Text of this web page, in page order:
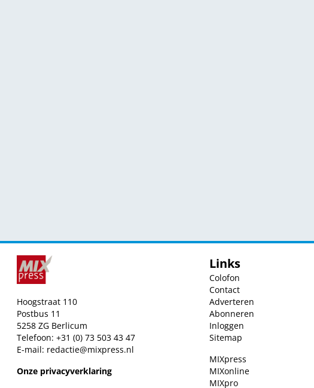
Hoogstraat 110
Postbus 11
5258 ZG Berlicum
Telefoon: +31 (0) 73 503 43 47
E-mail: redactie@mixpress.nl
Onze privacyverklaring
Links
Colofon
Contact
Adverteren
Abonneren
Inloggen
Sitemap
MIXpress
MIXonline
MIXpro